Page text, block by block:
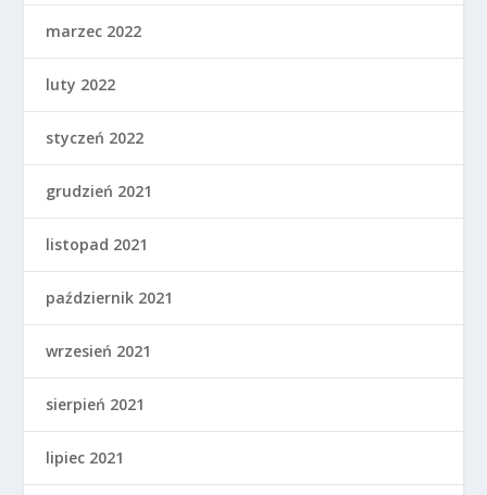
marzec 2022
luty 2022
styczeń 2022
grudzień 2021
listopad 2021
październik 2021
wrzesień 2021
sierpień 2021
lipiec 2021